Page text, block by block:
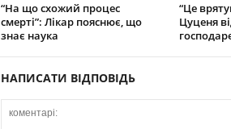
“На що схожий процес
смерті”: Лікар пояснює, що
знає наука
“Це
Цуценя
НАПИСАТИ ВІДПОВІДЬ